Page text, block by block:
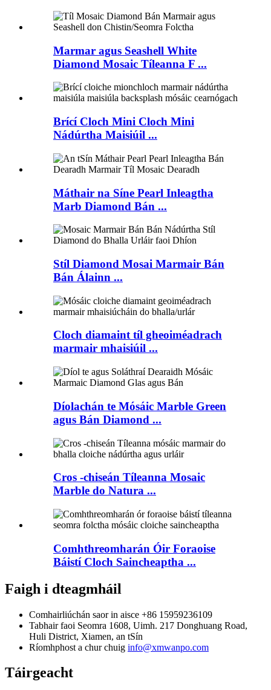
Marmar agus Seashell White
Diamond Mosaic Tíleanna F ...
Brící Cloch Mini Cloch Mini
Nádúrtha Maisiúil ...
Máthair na Síne Pearl Inleagtha
Marb Diamond Bán ...
Stíl Diamond Mosai Marmair Bán
Bán Álainn ...
Cloch diamaint tíl gheoiméadrach
marmair mhaisiúil ...
Díolachán te Mósáic Marble Green
agus Bán Diamond ...
Cros -chiseán Tíleanna Mosaic
Marble do Natura ...
Comhthreomharán Óir Foraoise
Báistí Cloch Saincheaptha ...
Faigh i dteagmháil
Comhairliúchán saor in aisce +86 15959236109
Tabhair faoi Seomra 1608, Uimh. 217 Donghuang Road,
Huli District, Xiamen, an tSín
Ríomhphost a chur chuig info@xmwanpo.com
Táirgeacht